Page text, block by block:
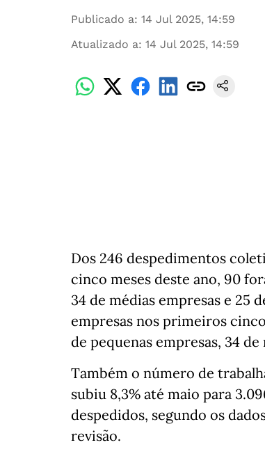
Publicado a: 14 Jul 2025, 14:59
Atualizado a: 14 Jul 2025, 14:59
Dos 246 despedimentos
cinco meses deste ano, 90
34 de médias empresas e 25
empresas nos primeiros
de pequenas empresas, 34
Também o número de
subiu 8,3% até maio para
despedidos, segundo os
revisão.